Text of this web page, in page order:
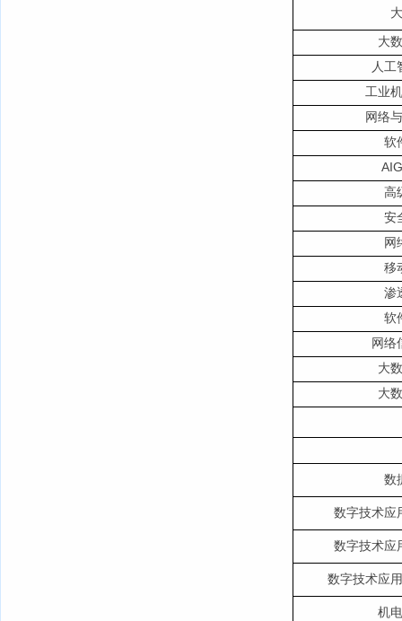
大
人工
工业
网络
软
高
安
网
移
渗
软
网络
大
大
数
数字技术应
数字技术应
数字技术应
机